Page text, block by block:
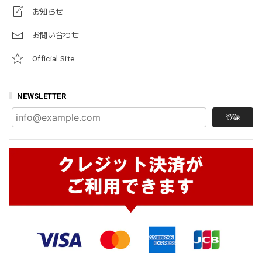
お知らせ
お問い合わせ
Official Site
NEWSLETTER
登録